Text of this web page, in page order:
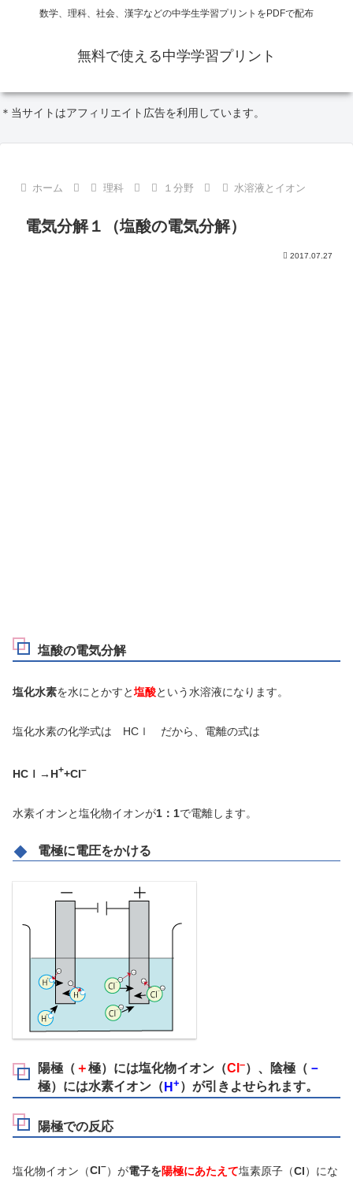
数学、理科、社会、漢字などの中学生学習プリントをPDFで配布
無料で使える中学学習プリント
＊当サイトはアフィリエイト広告を利用しています。
ホーム 理科 １分野 水溶液とイオン
電気分解１（塩酸の電気分解）
2017.07.27
塩酸の電気分解
塩化水素を水にとかすと塩酸という水溶液になります。
塩化水素の化学式は HCｌ だから、電離の式は
HCｌ→H++Cl–
水素イオンと塩化物イオンが1：1で電離します。
電極に電圧をかける
陽極（ ＋極）には塩化物イオン（Cl –）、陰極（ －
極）には水素イオン（ H + ）が引きよせられます。
陽極での反応
塩化物イオン（Cl–）が電子を陽極にあたえて塩素原子（Cl）にな